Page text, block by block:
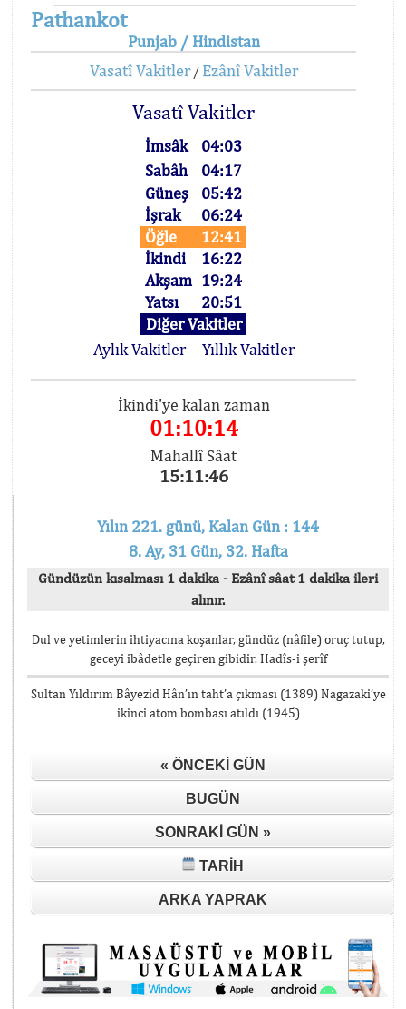
Pathankot
Punjab / Hindistan
Vasatî Vakitler/ Ezânî Vakitler
Vasatî Vakitler
İmsâk
04:03
Sabâh
04:17
Güneş
05:42
İşrak
06:24
Öğle
12:41
İkindi
16:22
Akşam 19:24
Yatsı
20:51
Diğer Vakitler
Aylık Vakitler
Yıllık Vakitler
İkindi'ye kalan zaman
01:10:14
Mahallî Sâat
15:11:46
Yılın 221. günü, Kalan Gün : 144
8. Ay, 31 Gün, 32. Hafta
Gündüzün kısalması 1 dakika - Ezânî sâat 1 dakika ileri
alınır.
Dul ve yetimlerin ihtiyacına koşanlar, gündüz (nâfile) oruç tutup,
geceyi ibâdetle geçiren gibidir. Hadîs-i şerîf
Sultan Yıldırım Bâyezid Hân’ın taht’a çıkması (1389) Nagazaki’ye
ikinci atom bombası atıldı (1945)
« ÖNCEKI GÜN
BUGÜN
SONRAKI GÜN »
TARIH
ARKA YAPRAK